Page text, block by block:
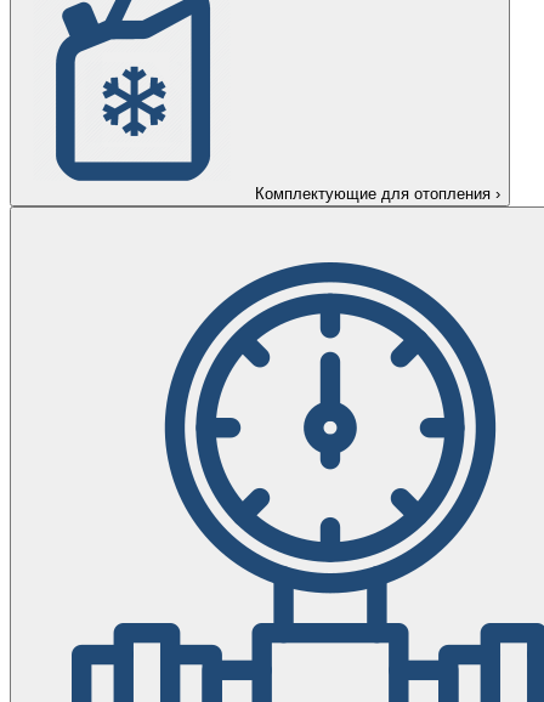
Комплектующие для отопления ›